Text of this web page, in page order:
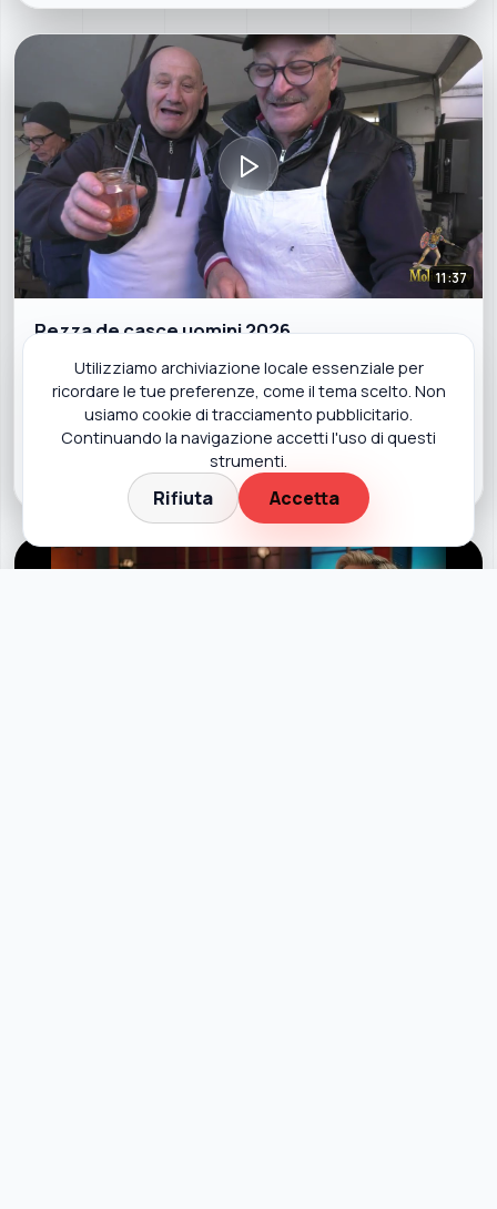
11:37
Pezza de casce uomini 2026
391 vis.•23 feb 2026
Cultura,tradizioni, di tutto di più sul Molise
Condividi
Utilizziamo archiviazione locale essenziale per
ricordare le tue preferenze, come il tema scelto. Non
usiamo cookie di tracciamento pubblicitario.
Continuando la navigazione accetti l'uso di questi
strumenti.
Rifiuta Accetta